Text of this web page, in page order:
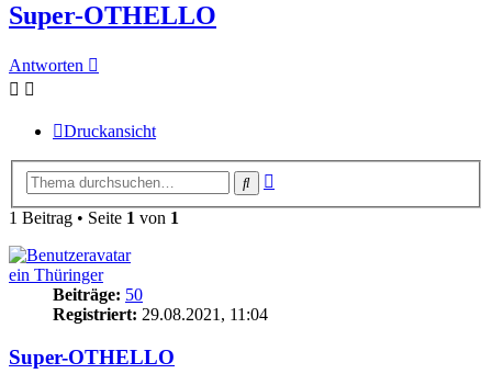
Super-OTHELLO
Antworten
Druckansicht
Suche
1 Beitrag • Seite 1 von 1
ein Thüringer
Beiträge: 50
Registriert: 29.08.2021, 11:04
Super-OTHELLO